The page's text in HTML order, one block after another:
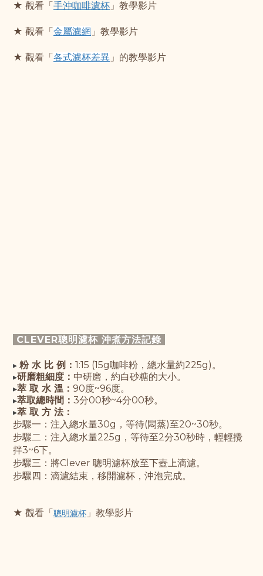
★ 觀看「手沖咖啡濾杯 」教學影片
★ 觀看「金屬濾網 」教學影片
★ 觀看「各式濾杯差異 」的教學影片
CLEVER聰明濾杯 沖煮方法記錄
▸ 粉 水 比 例： 1:15 (15g咖啡粉，總水量約225g)。
▸研磨粗細度： 中研磨，約白砂糖的大小。
▸萃 取 水 溫： 90度~96度。
▸萃取總時間： 3分00秒~4分00秒。
▸萃 取 方 法：
步驟一： 注入總水量30g，等待(悶蒸)至20~30秒。
步驟二：注入總水量225g， 等待至2分30秒時，輕輕攪
拌3~6下。
步驟三： 將Clever 聰明濾杯放至下壺上滴濾。
步驟四：滴濾結束，移開濾杯，沖泡完成。
★ 觀看「聰明濾杯 」教學影片